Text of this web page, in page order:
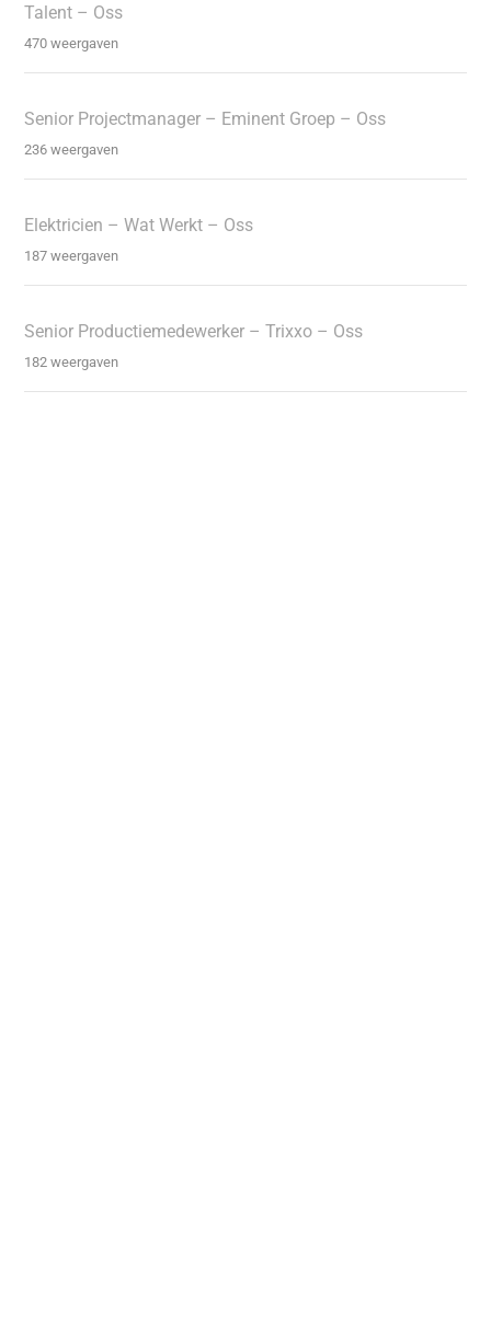
Talent – Oss
470 weergaven
Senior Projectmanager – Eminent Groep – Oss
236 weergaven
Elektricien – Wat Werkt – Oss
187 weergaven
Senior Productiemedewerker – Trixxo – Oss
182 weergaven